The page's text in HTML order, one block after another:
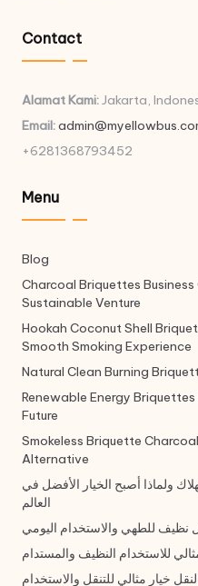
Contact
Alamat Kami:Jakarta,
Email:
+6281368793452
Menu
Blog
Charcoal Briquettes
Sustainable Venture
Hookah Coconut Shell
Smooth Smoking Experience
Natural Clean Burning
Renewable Energy
Future
Smokeless Briquette
Alternative
ولماذا أصبح الخيار الأفضل في
العالم
نظيف للطهي والاستخدام اليومي
للاستخدام النظيف والمستدام
خيار مثالي للتنقل والاستخدام